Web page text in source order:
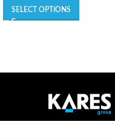
SELECT OPTIONS